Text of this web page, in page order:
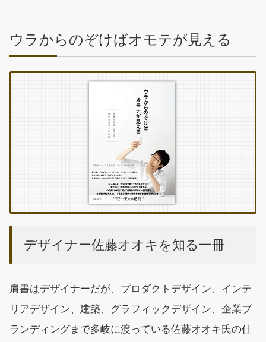
ウラからのぞけばオモテが見える
デザイナー佐藤オオキを知る一冊
肩書はデザイナーだが、プロダクトデザイン、インテ
リアデザイン、建築、グラフィックデザイン、企業ブ
ランディングまで多岐に渡っている佐藤オオキ氏の仕